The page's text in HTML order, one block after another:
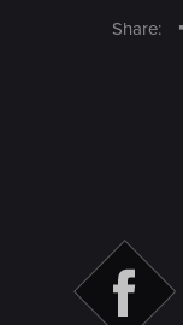
Share: